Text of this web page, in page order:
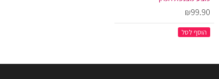
₪99.90
הוסף לסל